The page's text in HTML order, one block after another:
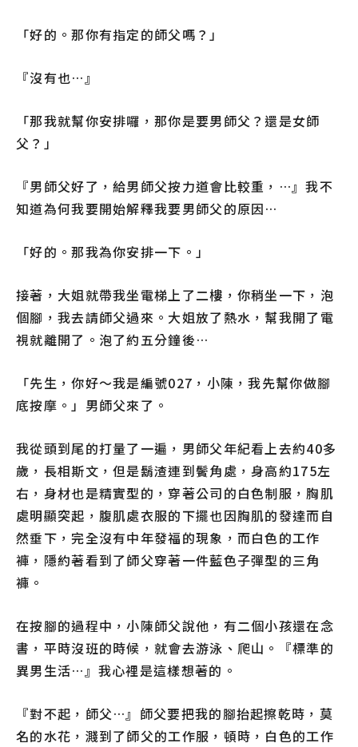
「好的。那你有指定的師父嗎？」
『沒有也…』
「那我就幫你安排囉，那你是要男師父？還是女師
父？」
『男師父好了，給男師父按力道會比較重，…』我不
知道為何我要開始解釋我要男師父的原因…
「好的。那我為你安排一下。」
接著，大姐就帶我坐電梯上了二樓，你稍坐一下，泡
個腳，我去請師父過來。大姐放了熱水，幫我開了電
視就離開了。泡了約五分鐘後…
「先生，你好～我是編號027，小陳，我先幫你做腳
底按摩。」男師父來了。
我從頭到尾的打量了一遍，男師父年紀看上去約40多
歲，長相斯文，但是鬍渣連到鬢角處，身高約175左
右，身材也是精實型的，穿著公司的白色制服，胸肌
處明顯突起，腹肌處衣服的下擺也因胸肌的發達而自
然垂下，完全沒有中年發福的現象，而白色的工作
褲，隱約著看到了師父穿著一件藍色子彈型的三角
褲。
在按腳的過程中，小陳師父說他，有二個小孩還在念
書，平時沒班的時候，就會去游泳、爬山。『標準的
異男生活…』我心裡是這樣想著的。
『對不起，師父…』師父要把我的腳抬起擦乾時，莫
名的水花，濺到了師父的工作服，頓時，白色的工作